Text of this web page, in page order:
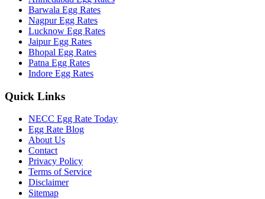
Barwala Egg Rates
NagpurEgg Rates
Lucknow Egg Rates
JaipurEgg Rates
Bhopal Egg Rates
Patna Egg Rates
Indore Egg Rates
Quick Links
NECC Egg Rate Today
Egg Rate Blog
About Us
Contact
Privacy Policy
Terms of Service
Disclaimer
Sitemap